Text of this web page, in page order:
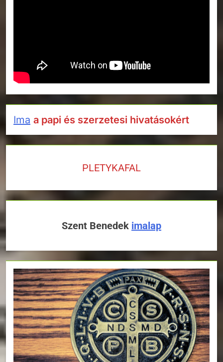
Ima a papi és szerzetesi hivatásokért
PLETYKAFAL
Szent Benedek imalap